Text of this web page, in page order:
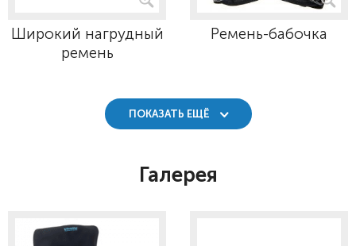
Широкий нагрудный
ремень
Ремень-бабочка
ПОКАЗАТЬ ЕЩЁ
Галерея